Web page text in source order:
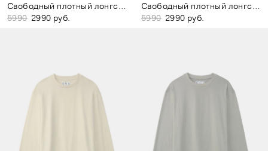
Свободный плотный лонгслив тёмно-серый
5990 2990 руб.
Свободный плотный лонгслив чёрный
5990 2990 руб.